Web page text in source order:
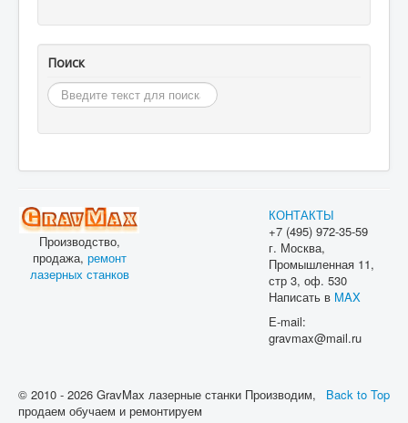
Поиск
Искать...
Производство,
продажа, ремонт
лазерных станков
КОНТАКТЫ
+7 (495) 972-35-59
г. Москва,
Промышленная 11,
стр 3, оф. 530
Написать в MAX
Е-mail:
gravmax@mail.ru
Back to Top
© 2010 - 2026 GravMax лазерные станки Производим,
продаем обучаем и ремонтируем